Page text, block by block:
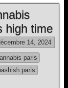
high time
14, 2024
paris
paris